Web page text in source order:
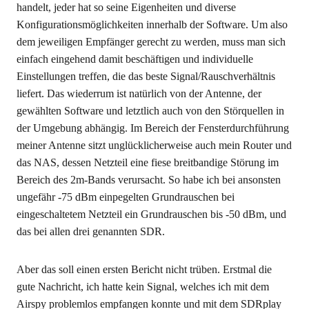
handelt, jeder hat so seine Eigenheiten und diverse
Konfigurationsmöglichkeiten innerhalb der Software. Um also
dem jeweiligen Empfänger gerecht zu werden, muss man sich
einfach eingehend damit beschäftigen und individuelle
Einstellungen treffen, die das beste Signal/Rauschverhältnis
liefert. Das wiederrum ist natürlich von der Antenne, der
gewählten Software und letztlich auch von den Störquellen in
der Umgebung abhängig. Im Bereich der Fensterdurchführung
meiner Antenne sitzt unglücklicherweise auch mein Router und
das NAS, dessen Netzteil eine fiese breitbandige Störung im
Bereich des 2m-Bands verursacht. So habe ich bei ansonsten
ungefähr -75 dBm einpegelten Grundrauschen bei
eingeschaltetem Netzteil ein Grundrauschen bis -50 dBm, und
das bei allen drei genannten SDR.
Aber das soll einen ersten Bericht nicht trüben. Erstmal die
gute Nachricht, ich hatte kein Signal, welches ich mit dem
Airspy problemlos empfangen konnte und mit dem SDRplay